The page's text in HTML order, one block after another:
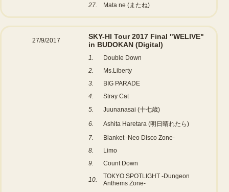
27.
Mata ne (またね)
27/9/2017
SKY-HI Tour 2017 Final "WELIVE"
in BUDOKAN (Digital)
1.
Double Down
2.
Ms.Liberty
3.
BIG PARADE
4.
Stray Cat
5.
Juunanasai (十七歳)
6.
Ashita Haretara (明日晴れたら)
7.
Blanket -Neo Disco Zone-
8.
Limo
9.
Count Down
10.
TOKYO SPOTLIGHT -Dungeon
Anthems Zone-